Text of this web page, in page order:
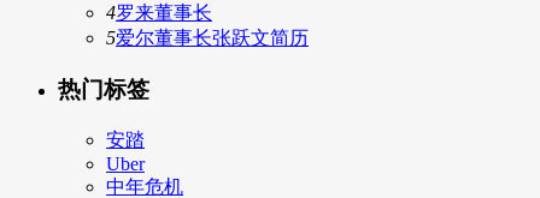
4罗来董事长
5爱尔董事长张跃文简历
热门标签
安踏
Uber
中年危机